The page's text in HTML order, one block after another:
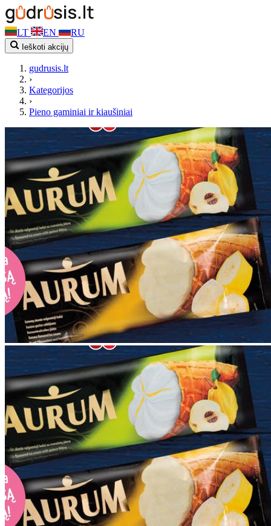
LT EN RU
Ieškoti akcijų
gudrusis.lt
›
Kategorijos
›
Pieno gaminiai ir kiaušiniai